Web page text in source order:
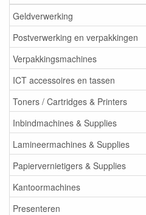
Geldverwerking
Postverwerking en verpakkingen
Verpakkingsmachines
ICT accessoires en tassen
Toners / Cartridges & Printers
Inbindmachines & Supplies
Lamineermachines & Supplies
Papiervernietigers & Supplies
Kantoormachines
Presenteren